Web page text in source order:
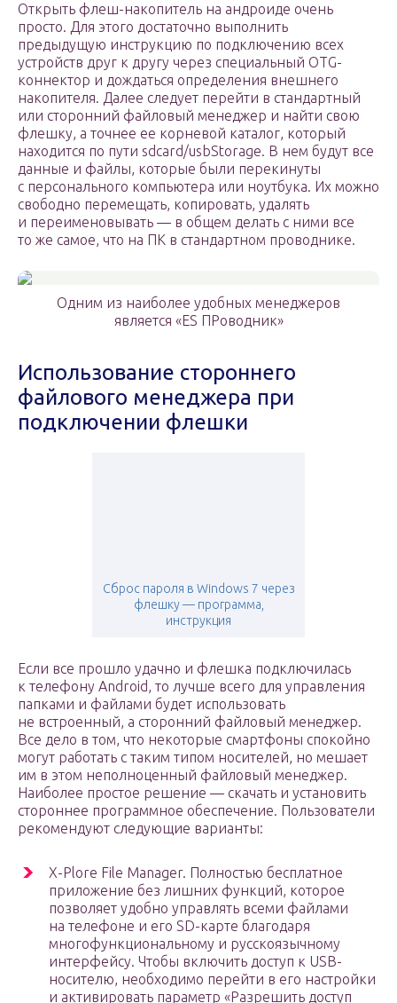
Открыть флеш-накопитель на андроиде очень
просто. Для этого достаточно выполнить
предыдущую инструкцию по подключению всех
устройств друг к другу через специальный OTG-
коннектор и дождаться определения внешнего
накопителя. Далее следует перейти в стандартный
или сторонний файловый менеджер и найти свою
флешку, а точнее ее корневой каталог, который
находится по пути sdcard/usbStorage. В нем будут все
данные и файлы, которые были перекинуты
с персонального компьютера или ноутбука. Их можно
свободно перемещать, копировать, удалять
и переименовывать — в общем делать с ними все
то же самое, что на ПК в стандартном проводнике.
Одним из наиболее удобных менеджеров
является «ES ПРоводник»
Использование стороннего
файлового менеджера при
подключении флешки
Сброс пароля в Windows 7 через
флешку — программа,
инструкция
Если все прошло удачно и флешка подключилась
к телефону Android, то лучше всего для управления
папками и файлами будет использовать
не встроенный, а сторонний файловый менеджер.
Все дело в том, что некоторые смартфоны спокойно
могут работать с таким типом носителей, но мешает
им в этом неполноценный файловый менеджер.
Наиболее простое решение — скачать и установить
стороннее программное обеспечение. Пользователи
рекомендуют следующие варианты:
X-Plore File Manager. Полностью бесплатное
приложение без лишних функций, которое
позволяет удобно управлять всеми файлами
на телефоне и его SD-карте благодаря
многофункциональному и русскоязычному
интерфейсу. Чтобы включить доступ к USB-
носителю, необходимо перейти в его настройки
и активировать параметр «Разрешить доступ